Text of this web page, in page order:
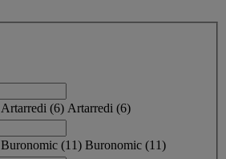
Artarredi (6) Artarredi (6)
Buronomic (11) Buronomic (11)